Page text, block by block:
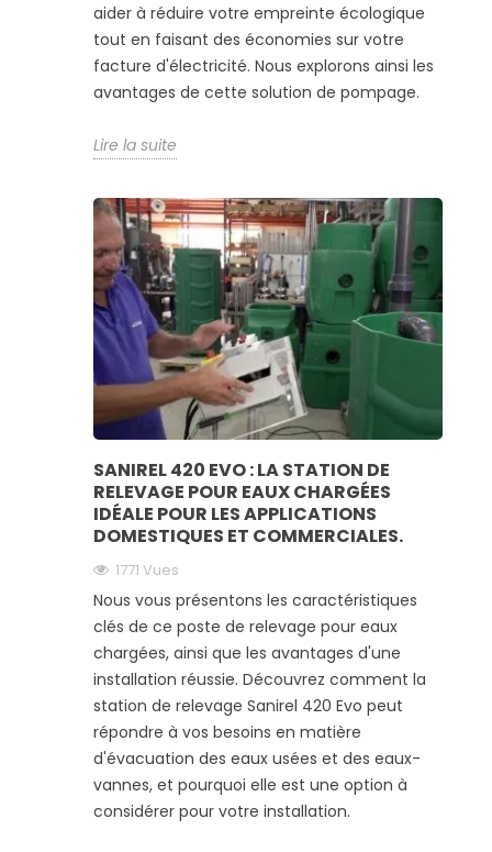
aider à réduire votre empreinte écologique
tout en faisant des économies sur votre
facture d'électricité. Nous explorons ainsi les
avantages de cette solution de pompage.
Lire la suite
SANIREL 420 EVO : LA STATION DE
RELEVAGE POUR EAUX CHARGÉES
IDÉALE POUR LES APPLICATIONS
DOMESTIQUES ET COMMERCIALES.
1771 Vues
Nous vous présentons les caractéristiques
clés de ce poste de relevage pour eaux
chargées, ainsi que les avantages d'une
installation réussie. Découvrez comment la
station de relevage Sanirel 420 Evo peut
répondre à vos besoins en matière
d'évacuation des eaux usées et des eaux-
vannes, et pourquoi elle est une option à
considérer pour votre installation.